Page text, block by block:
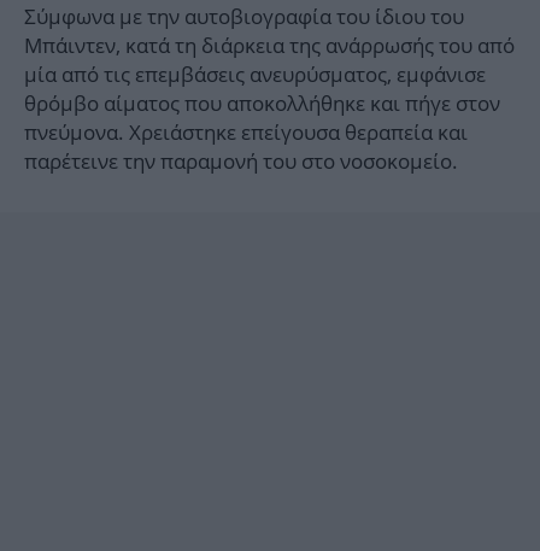
Σύμφωνα με την αυτοβιογραφία του ίδιου του
Μπάιντεν, κατά τη διάρκεια της ανάρρωσής του από
μία από τις επεμβάσεις ανευρύσματος, εμφάνισε
θρόμβο αίματος που αποκολλήθηκε και πήγε στον
πνεύμονα. Χρειάστηκε επείγουσα θεραπεία και
παρέτεινε την παραμονή του στο νοσοκομείο.